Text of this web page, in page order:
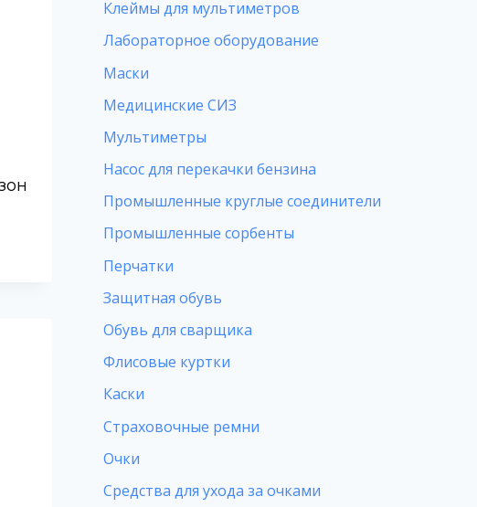
Клеймы для мультиметров
Лабораторное оборудование
Маски
Медицинские СИЗ
Мультиметры
Насос для перекачки бензина
Промышленные круглые соединители
Промышленные сорбенты
Перчатки
Защитная обувь
Обувь для сварщика
Флисовые куртки
Каски
Страховочные ремни
Очки
Средства для ухода за очками